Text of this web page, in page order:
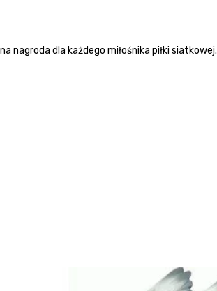
nagroda dla każdego miłośnika piłki siatkowej.